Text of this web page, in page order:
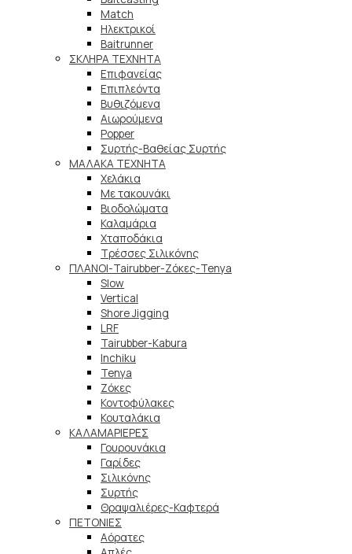
Match
Ηλεκτρικοί
Baitrunner
ΣΚΛΗΡΑ ΤΕΧΝΗΤΑ
Επιφανείας
Επιπλεόντα
Βυθιζόμενα
Αιωρούμενα
Popper
Συρτής-Βαθείας Συρτής
ΜΑΛΑΚΑ TEXNHTA
Χελάκια
Με τακουνάκι
Βιοδολώματα
Καλαμάρια
Χταποδάκια
Τρέσσες Σιλικόνης
ΠΛΑΝΟΙ-Tairubber-Ζόκες-Tenya
Slow
Vertical
Shore Jigging
LRF
Tairubber-Kabura
Inchiku
Tenya
Ζόκες
Κοντοφύλακες
Κουταλάκια
ΚΑΛΑΜΑΡΙΕΡΕΣ
Γουρουνάκια
Γαρίδες
Σιλικόνης
Συρτής
Θραψαλιέρες-Καφτερά
ΠΕΤΟΝΙΕΣ
Αόρατες